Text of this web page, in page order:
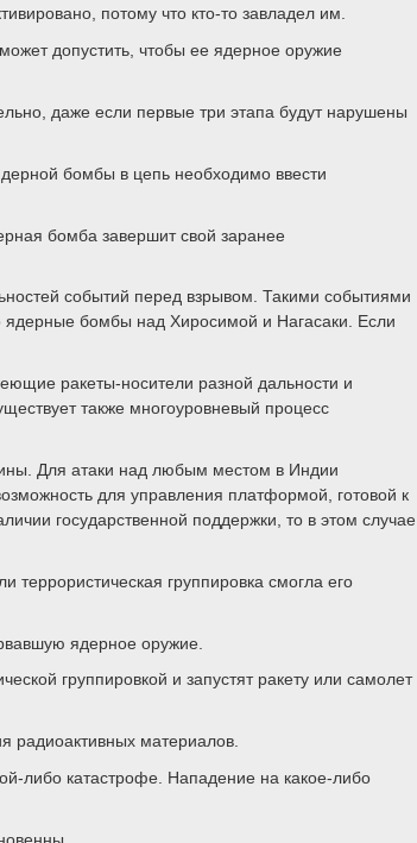
потому что кто-то завладел им.
допустить, чтобы ее ядерное оружие
даже если первые три этапа будут нарушены
бомбы в цепь необходимо ввести
бомба завершит свой заранее
событий перед взрывом. Такими событиями
бомбы над Хиросимой и Нагасаки. Если
ракеты-носители разной дальности и
также многоуровневый процесс
Для атаки над любым местом в Индии
для управления платформой, готовой к
государственной поддержки, то в этом случае
группировка смогла его
ядерное оружие.
группировкой и запустят ракету или самолет
радиоактивных материалов.
либо катастрофе. Нападение на какое-либо